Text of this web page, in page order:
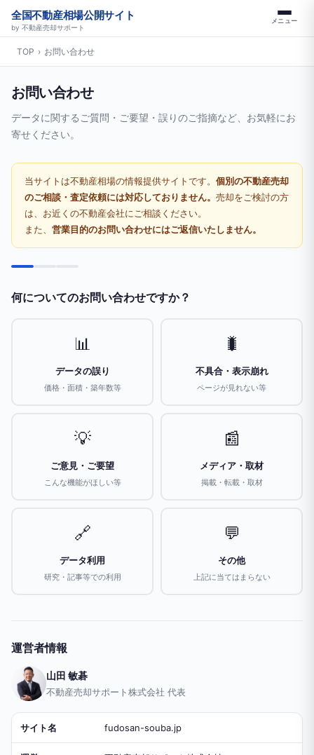
全国不動産相場公開サイト
by 不動産売却サポート
メニュー
TOP › お問い合わせ
お問い合わせ
データに関するご質問・ご要望・誤りのご指摘など、お気軽にお
寄せください。
当サイトは不動産相場の情報提供サイトです。 個別の不動産売却
のご相談・査定依頼には対応しておりません。 売却をご検討の方
は、お近くの不動産会社にご相談ください。
また、 営業目的のお問い合わせにはご返信いたしません。
何についてのお問い合わせですか？
📊
データの誤り
価格・面積・築年数等
🐛
不具合・表示崩れ
ページが見れない等
💡
ご意見・ご要望
こんな機能がほしい等
📰
メディア・取材
掲載・転載・取材
🔗
データ利用
研究・記事等での利用
💬
その他
上記に当てはまらない
運営者情報
山田 敏碁
不動産売却サポート株式会社 代表
サイト名 fudosan-souba.jp